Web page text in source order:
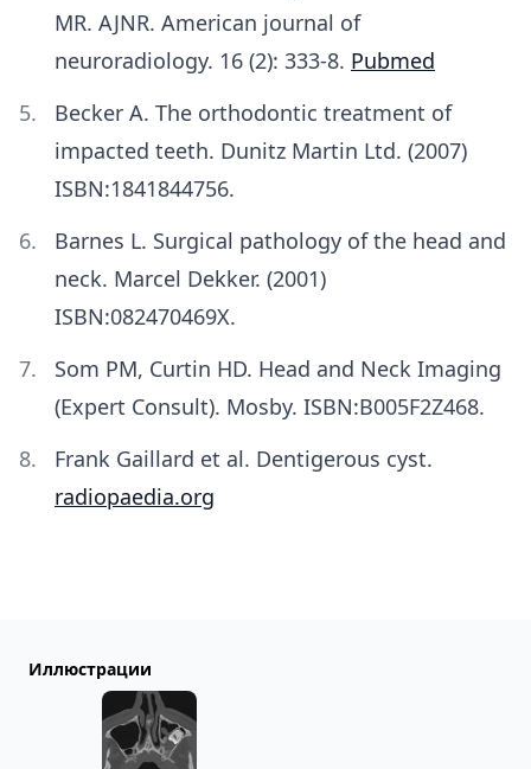
MR. AJNR. American journal of
neuroradiology. 16 (2): 333-8. Pubmed
Becker A. The orthodontic treatment of
impacted teeth. Dunitz Martin Ltd. (2007)
ISBN:1841844756.
Barnes L. Surgical pathology of the head and
neck. Marcel Dekker. (2001)
ISBN:082470469X.
Som PM, Curtin HD. Head and Neck Imaging
(Expert Consult). Mosby. ISBN:B005F2Z468.
Frank Gaillard et al. Dentigerous cyst.
radiopaedia.org
Иллюстрации